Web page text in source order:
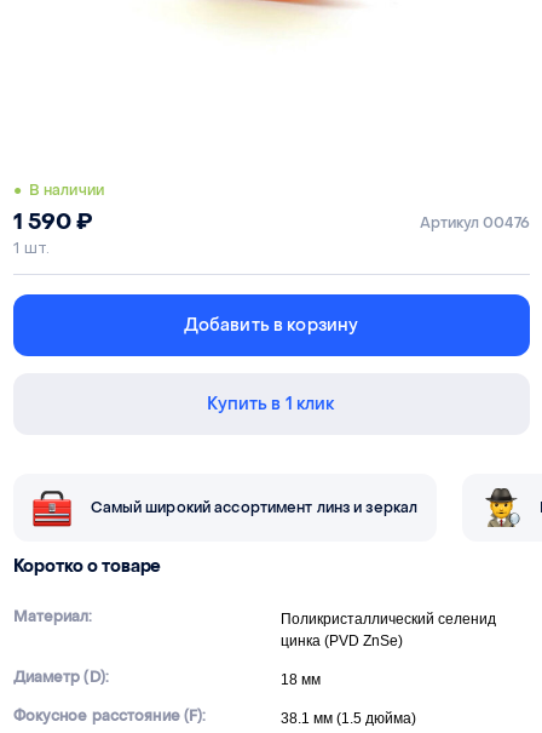
● В наличии
1 590₽
1 шт.
Артикул 00476
Добавить в корзину
Купить в 1 клик
Самый широкий ассортимент линз и зеркал
Коротко о товаре
Материал:
Поликристаллический селенид
цинка (PVD ZnSe)
Диаметр (D): 18 мм
Фокусное расстояние (F): 38.1 мм (1.5 дюйма)